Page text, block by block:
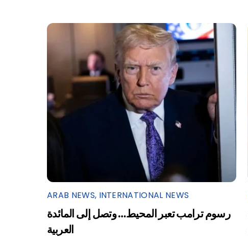
ARAB NEWS, INTERNATIONAL NEWS
رسوم ترامب تعبر المحيط… وتصل إلى المائدة
العربية